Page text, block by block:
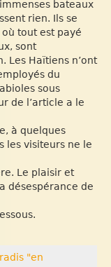
bateaux
rien. Ils se
tout est payé
sont
Les Haïtiens n’ont
du
sous
de l’article a le
à quelques
les visiteurs ne le
Le plaisir et
désespérance de
"en